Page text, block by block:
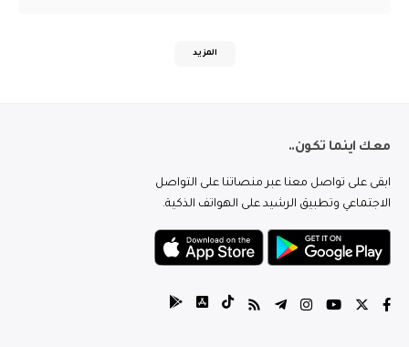
المزيد
معك اينما تكون..
ابقى على تواصل معنا عبر منصاتنا على التواصل
الاجتماعي وتطبيق الرشيد على الهواتف الذكية.